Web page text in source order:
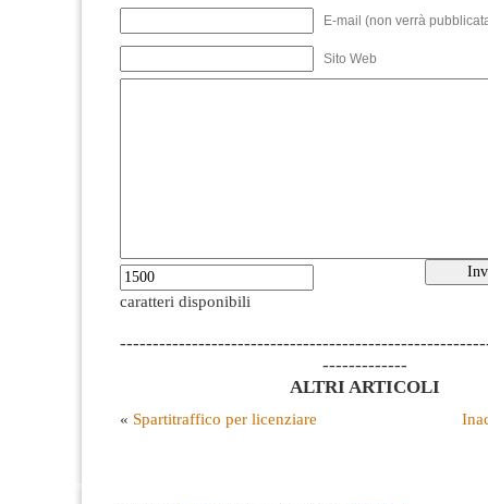
E-mail (non verrà
Sito Web
caratteri disponibili
-------------
ALTRI ARTICOLI
« Spartitraffico per licenziare